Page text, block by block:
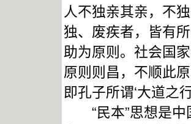
人不独亲其亲，不
独、废疾者，皆有所
助为原则。社会国
原则则昌，不顺此
即孔子所谓‘大道之
“民本”思想是中